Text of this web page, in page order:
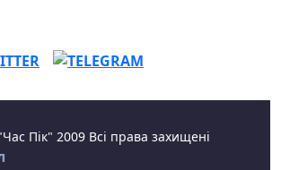
Пік" 2009 Всі права захищені